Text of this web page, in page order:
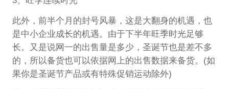
此外，前半个月的封号风暴，这是大翻身的机遇，也
是中小企业成长的机遇。由于下半年旺季时光足够
长。又是说网一的出售量是多少，圣诞节也是差不多
的，所以备货也可以依据网上的出售数据来备货。(如
果你是圣诞节产品或有特殊促销运动除外)